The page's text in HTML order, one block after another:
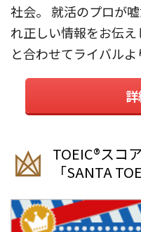
社会。 就活のプロが
れ正しい情報をお伝
と合わせてライバルよ
TOEIC®︎スコ
「SANTA